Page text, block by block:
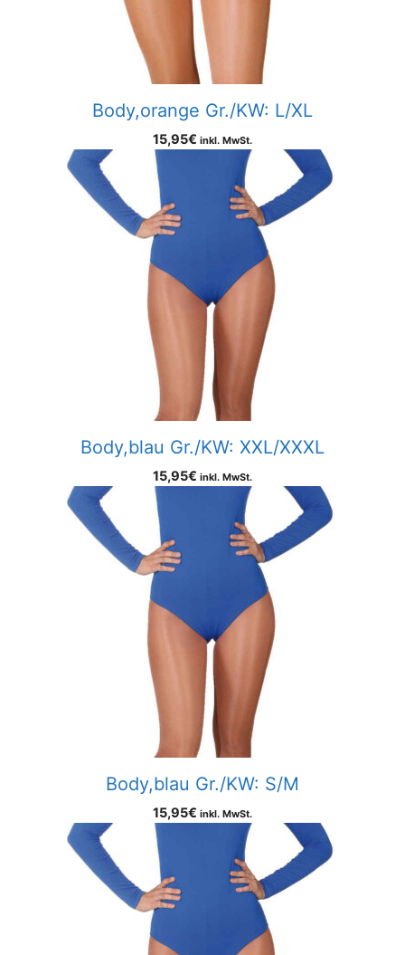
Body,orange Gr./KW: L/XL
15,95€ inkl. MwSt.
Body,blau Gr./KW: XXL/XXXL
15,95€ inkl. MwSt.
Body,blau Gr./KW: S/M
15,95€ inkl. MwSt.